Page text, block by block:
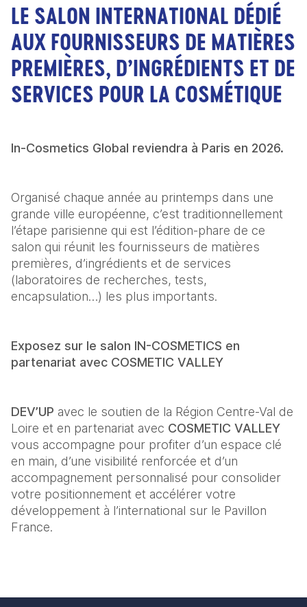
LE SALON INTERNATIONAL DÉDIÉ
AUX FOURNISSEURS DE MATIÈRES
PREMIÈRES, D’INGRÉDIENTS ET DE
SERVICES POUR LA COSMÉTIQUE
In-Cosmetics Global reviendra à Paris en 2026.
Organisé chaque année au printemps dans une
grande ville européenne, c’est traditionnellement
l’étape parisienne qui est l’édition-phare de ce
salon qui réunit les fournisseurs de matières
premières, d’ingrédients et de services
(laboratoires de recherches, tests,
encapsulation…) les plus importants.
Exposez sur le salon IN-COSMETICS en
partenariat avec COSMETIC VALLEY
DEV’UP avec le soutien de la Région Centre-Val de
Loire et en partenariat avec
vous accompagne pour profiter d’un espace clé
en main, d’une visibilité renforcée et d’un
accompagnement personnalisé pour consolider
votre positionnement et accélérer votre
développement à l’international sur le Pavillon
France.